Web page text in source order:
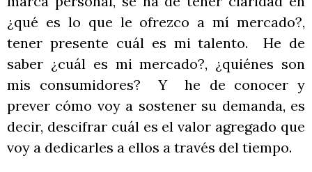
¿qué es lo que le ofrezco a mí mercado?,
tener presente cuál es mi talento. He de
saber ¿cuál es mi mercado?, ¿quiénes son
mis consumidores? Y he de conocer y
prever cómo voy a sostener su demanda, es
decir, descifrar cuál es el valor agregado que
voy a dedicarles a ellos a través del tiempo.